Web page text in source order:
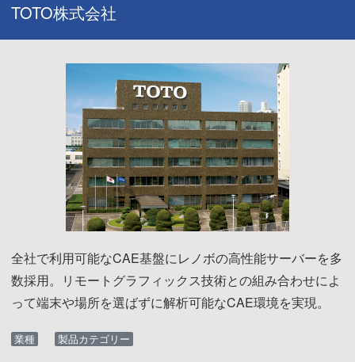
TOTO株式会社
全社で利用可能なCAE基盤にレノボの高性能サーバーを多
数採用。リモートグラフィックス技術との組み合わせによ
って端末や場所を選ばずに解析可能なCAE環境を実現。
業種 製品カテゴリー